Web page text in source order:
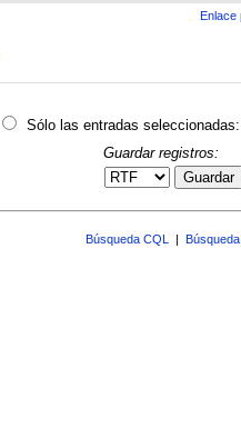
Enlace
Sólo las entradas seleccionadas:
Guardar registros:
Guardar
Búsqueda CQL